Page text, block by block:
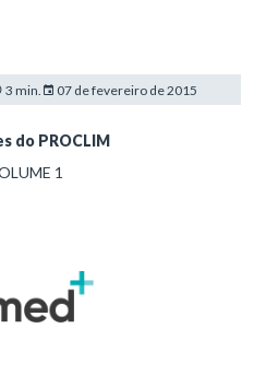
que se inicie a atenção clínica
3 min. 07 de fevereiro de 2015
do PROCLIM
1